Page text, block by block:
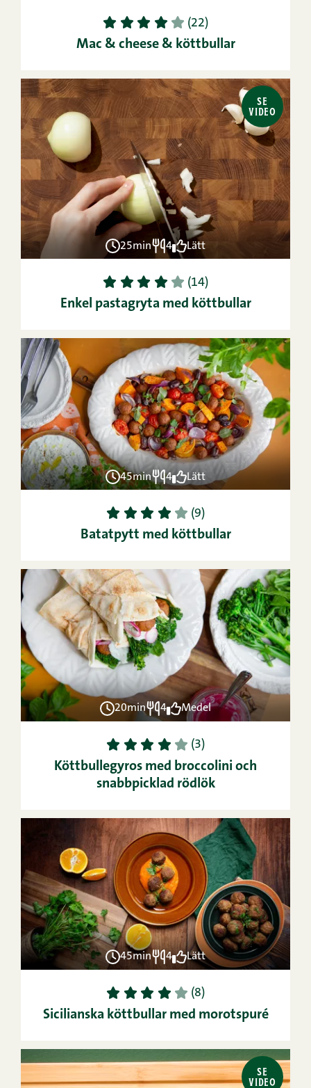
1 2 3 4 5 (22)
Mac & cheese & köttbullar
SE
VIDEO
25min 4 Lätt
1 2 3 4 5 (14)
Enkel pastagryta med köttbullar
45min 4 Lätt
1 2 3 4 5 (9)
Batatpytt med köttbullar
20min 4 Medel
1 2 3 4 5 (3)
Köttbullegyros med broccolini och
snabbpicklad rödlök
45min 4 Lätt
1 2 3 4 5 (8)
Sicilianska köttbullar med morotspuré
SE
VIDEO